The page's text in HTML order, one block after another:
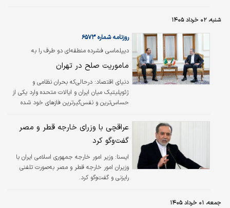
شنبه، ۰۲ خرداد ۱۴۰۵
دیپلماسی فشرده منطقه‌ای دو طرف را به
پیش‌نویس تفاهم اولیه نزدیک کرد
روزنامه شماره ۶۵۷۳
ماموریت صلح در تهران
دنیای اقتصاد: درحالی‌که بحران نظامی و
ژئوپلیتیک میان ایران و ایالات متحده وارد یکی از
حساس‌ترین و نفس‌گیرترین فازهای خود شده
فشرده‌ای دوخته‌اند که در ۴۸ ساعت گذشته در
گستره منطقه طنین‌انداز و به اوج خود رسیده
است. آتش‌بس شکننده‌ای که از اوایل آوریل برقرار
شده، اکنون روی لبه تیغ حرکت می‌کند؛ از یک سو
سایه سنگین از سرگیری یک جنگ دوباره بر خلیج
فارس سنگینی می‌کند و از سوی دیگر، تحرکات
عراقچی با وزرای خارجه قطر و مصر
گفت‌وگو کرد
ایسنا: وزیر امور خارجه جمهوری اسلامی ایران با
وزیران امور خارجه قطر و مصر به‌صورت تلفنی
رایزنی و گفت‌وگو کرد.
جمعه، ۰۱ خرداد ۱۴۰۵